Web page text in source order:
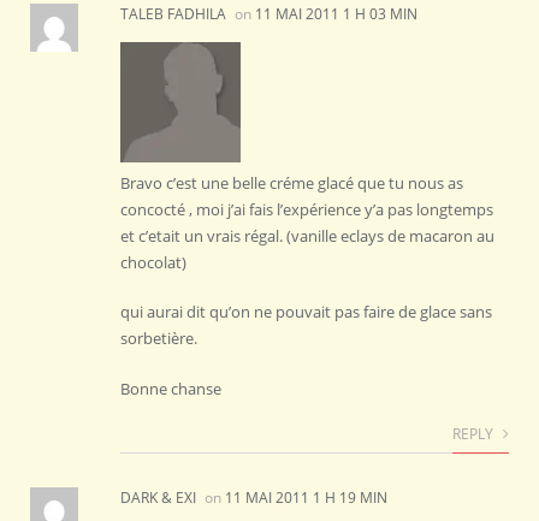
TALEB FADHILA on 11 MAI 2011 1 H 03 MIN
Bravo c’est une belle créme glacé que tu nous as
concocté , moi j’ai fais l’expérience y’a pas longtemps
et c’etait un vrais régal. (vanille eclays de macaron au
chocolat)
qui aurai dit qu’on ne pouvait pas faire de glace sans
sorbetière.
Bonne chanse
REPLY
DARK & EXI on 11 MAI 2011 1 H 19 MIN